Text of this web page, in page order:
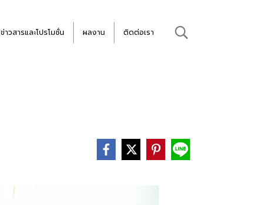
ข่าวสารและโปรโมชั่น ผลงาน ติดต่อเรา